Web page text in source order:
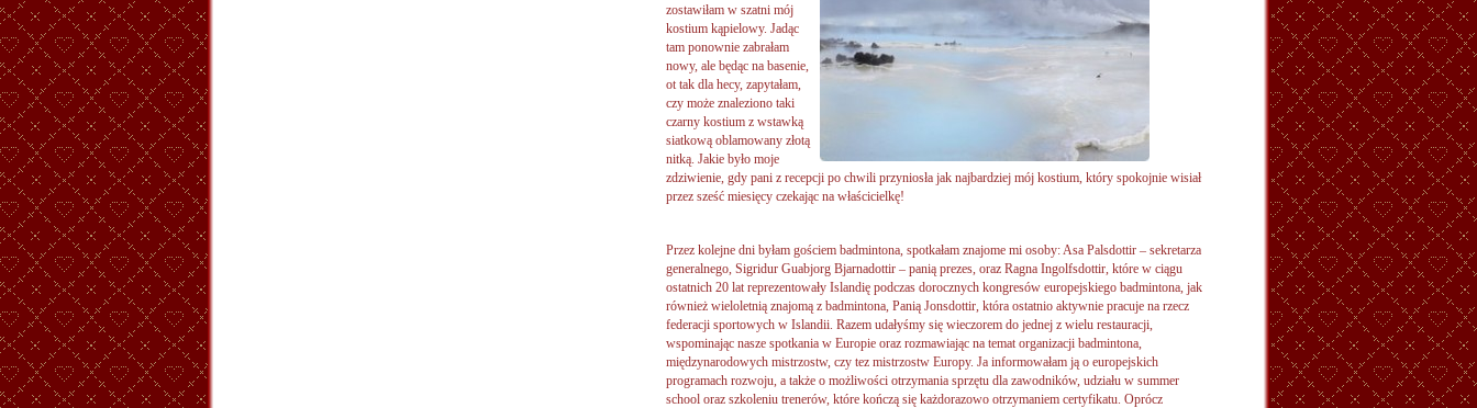
zostawiłam w szatni mój
kostium kąpielowy. Jadąc
tam ponownie zabrałam
nowy, ale będąc na basenie,
ot tak dla hecy, zapytałam,
czy może znaleziono taki
czarny kostium z wstawką
siatkową oblamowany złotą
nitką. Jakie było moje
zdziwienie, gdy pani z recepcji po chwili przyniosła jak najbardziej mój kostium, który spokojnie wisiał
przez sześć miesięcy czekając na właścicielkę!
Przez kolejne dni byłam gościem badmintona, spotkałam znajome mi osoby: Asa Palsdottir – sekretarza
generalnego, Sigridur Guabjorg Bjarnadottir – panią prezes, oraz Ragna Ingolfsdottir, które w ciągu
ostatnich 20 lat reprezentowały Islandię podczas dorocznych kongresów europejskiego badmintona, jak
również wieloletnią znajomą z badmintona, Panią Jonsdottir, która ostatnio aktywnie pracuje na rzecz
federacji sportowych w Islandii. Razem udałyśmy się wieczorem do jednej z wielu restauracji,
wspominając nasze spotkania w Europie oraz rozmawiając na temat organizacji badmintona,
międzynarodowych mistrzostw, czy tez mistrzostw Europy. Ja informowałam ją o europejskich
programach rozwoju, a także o możliwości otrzymania sprzętu dla zawodników, udziału w summer
school oraz szkoleniu trenerów, które kończą się każdorazowo otrzymaniem certyfikatu. Oprócz